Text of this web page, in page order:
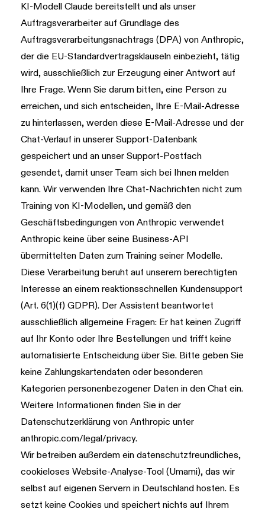
KI-Modell Claude bereitstellt und als unser
Auftragsverarbeiter auf Grundlage des
Auftragsverarbeitungsnachtrags (DPA) von Anthropic,
der die EU-Standardvertragsklauseln einbezieht, tätig
wird, ausschließlich zur Erzeugung einer Antwort auf
Ihre Frage. Wenn Sie darum bitten, eine Person zu
erreichen, und sich entscheiden, Ihre E-Mail-Adresse
zu hinterlassen, werden diese E-Mail-Adresse und der
Chat-Verlauf in unserer Support-Datenbank
gespeichert und an unser Support-Postfach
gesendet, damit unser Team sich bei Ihnen melden
kann. Wir verwenden Ihre Chat-Nachrichten nicht zum
Training von KI-Modellen, und gemäß den
Geschäftsbedingungen von Anthropic verwendet
Anthropic keine über seine Business-API
übermittelten Daten zum Training seiner Modelle.
Diese Verarbeitung beruht auf unserem berechtigten
Interesse an einem reaktionsschnellen Kundensupport
(Art. 6(1)(f) GDPR). Der Assistent beantwortet
ausschließlich allgemeine Fragen: Er hat keinen Zugriff
auf Ihr Konto oder Ihre Bestellungen und trifft keine
automatisierte Entscheidung über Sie. Bitte geben Sie
keine Zahlungskartendaten oder besonderen
Kategorien personenbezogener Daten in den Chat ein.
Weitere Informationen finden Sie in der
Datenschutzerklärung von Anthropic unter
anthropic.com/legal/privacy.
Wir betreiben außerdem ein datenschutzfreundliches,
cookieloses Website-Analyse-Tool (Umami), das wir
selbst auf eigenen Servern in Deutschland hosten. Es
setzt keine Cookies und speichert nichts auf Ihrem